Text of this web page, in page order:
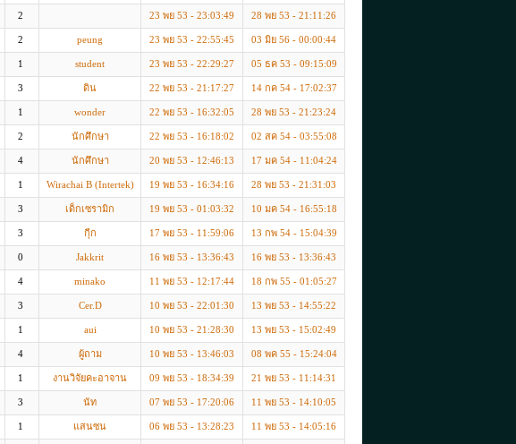
2 23 พย 53 - 23:03:49 28 พย 53 - 21:11:26
2 peung 23 พย 53 - 22:55:45 03 มิย 56 - 00:00:44
1 student 23 พย 53 - 22:29:27 05 ธค 53 - 09:15:09
3 ดิน 22 พย 53 - 21:17:27 14 กค 54 - 17:02:37
1 wonder 22 พย 53 - 16:32:05 28 พย 53 - 21:23:24
2 นักศึกษา 22 พย 53 - 16:18:02 02 สค 54 - 03:55:08
4 นักศึกษา 20 พย 53 - 12:46:13 17 มค 54 - 11:04:24
1 Wirachai B (Intertek) 19 พย 53 - 16:34:16 28 พย 53 - 21:31:03
3 เด็กเซรามิก 19 พย 53 - 01:03:32 10 มค 54 - 16:55:18
3 กุีก 17 พย 53 - 11:59:06 13 กพ 54 - 15:04:39
0 Jakkrit 16 พย 53 - 13:36:43 16 พย 53 - 13:36:43
4 minako 11 พย 53 - 12:17:44 18 กพ 55 - 01:05:27
3 Cer.D 10 พย 53 - 22:01:30 13 พย 53 - 14:55:22
1 aui 10 พย 53 - 21:28:30 13 พย 53 - 15:02:49
4 ผู้ถาม 10 พย 53 - 13:46:03 08 พค 55 - 15:24:04
1 งานวิจัยคะอาจาน 09 พย 53 - 18:34:39 21 พย 53 - 11:14:31
3 นัท 07 พย 53 - 17:20:06 11 พย 53 - 14:10:05
1 แสนซน 06 พย 53 - 13:28:23 11 พย 53 - 14:05:16